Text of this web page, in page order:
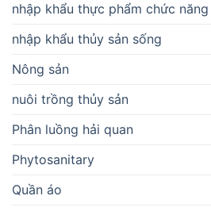
nhập khẩu thực phẩm chức năng
nhập khẩu thủy sản sống
Nông sản
nuôi trồng thủy sản
Phân luồng hải quan
Phytosanitary
Quần áo